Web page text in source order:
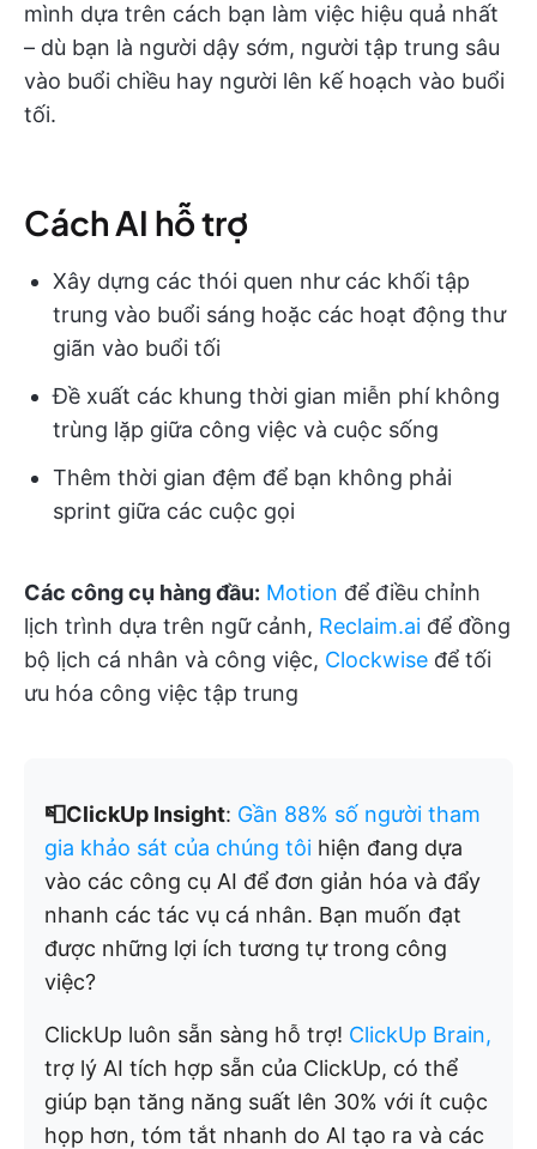
mình dựa trên cách bạn làm việc hiệu quả nhất
– dù bạn là người dậy sớm, người tập trung sâu
vào buổi chiều hay người lên kế hoạch vào buổi
tối.
Cách AI hỗ trợ
Xây dựng các thói quen như các khối tập
trung vào buổi sáng hoặc các hoạt động thư
giãn vào buổi tối
Đề xuất các khung thời gian miễn phí không
trùng lặp giữa công việc và cuộc sống
Thêm thời gian đệm để bạn không phải
sprint giữa các cuộc gọi
Các công cụ hàng đầu: Motion để điều chỉnh
lịch trình dựa trên ngữ cảnh, Reclaim.ai để đồng
bộ lịch cá nhân và công việc, Clockwise để tối
ưu hóa công việc tập trung
📮ClickUp Insight: Gần 88% số người tham
gia khảo sát của chúng tôi hiện đang dựa
vào các công cụ AI để đơn giản hóa và đẩy
nhanh các tác vụ cá nhân. Bạn muốn đạt
được những lợi ích tương tự trong công
việc?
ClickUp luôn sẵn sàng hỗ trợ! ClickUp Brain,
trợ lý AI tích hợp sẵn của ClickUp, có thể
giúp bạn tăng năng suất lên 30% với ít cuộc
họp hơn, tóm tắt nhanh do AI tạo ra và các